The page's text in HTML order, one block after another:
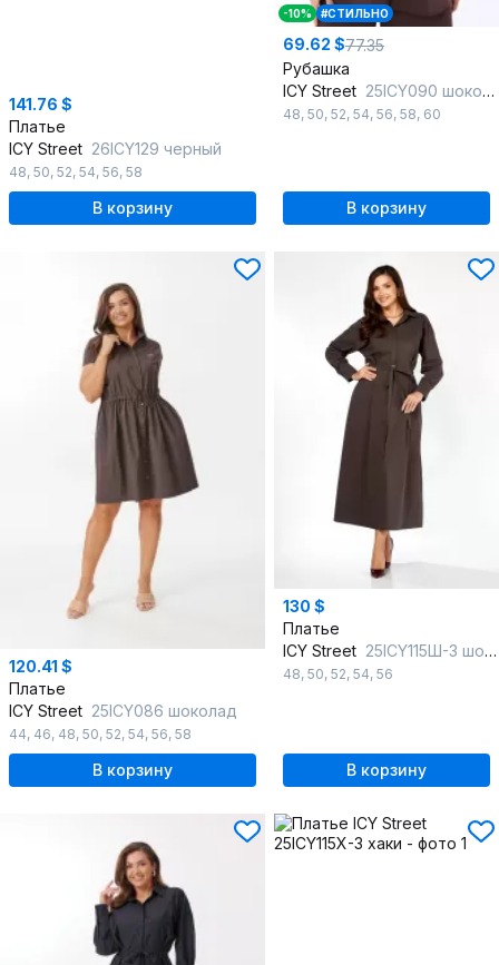
141.76 $
Платье
ICY Street 26ICY129 черный
48, 50, 52, 54, 56, 58
В корзину
-10% #СТИЛЬНО
69.62 $77.35
Рубашка
ICY Street 25ICY090 шоколад
48, 50, 52, 54, 56, 58, 60
В корзину
120.41 $
Платье
ICY Street 25ICY086 шоколад
44, 46, 48, 50, 52, 54, 56, 58
В корзину
130 $
Платье
ICY Street 25ICY115Ш-3 шоколад
48, 50, 52, 54, 56
В корзину